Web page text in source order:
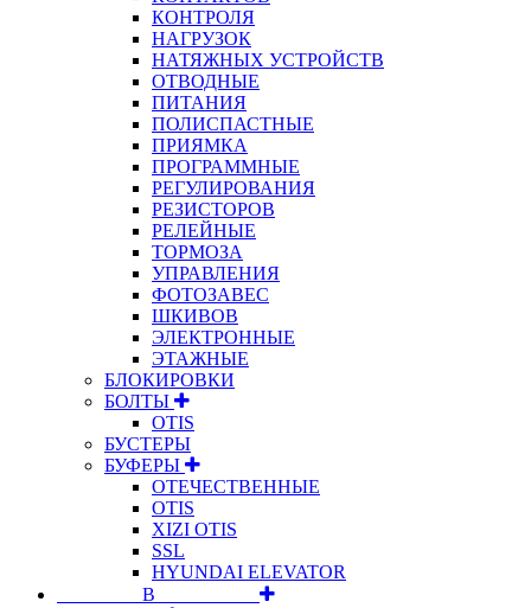
КОНТРОЛЯ
НАГРУЗОК
НАТЯЖНЫХ УСТРОЙСТВ
ОТВОДНЫЕ
ПИТАНИЯ
ПОЛИСПАСТНЫЕ
ПРИЯМКА
ПРОГРАММНЫЕ
РЕГУЛИРОВАНИЯ
РЕЗИСТОРОВ
РЕЛЕЙНЫЕ
ТОРМОЗА
УПРАВЛЕНИЯ
ФОТОЗАВЕС
ШКИВОВ
ЭЛЕКТРОННЫЕ
ЭТАЖНЫЕ
БЛОКИРОВКИ
БОЛТЫ
OTIS
БУСТЕРЫ
БУФЕРЫ
ОТЕЧЕСТВЕННЫЕ
OTIS
XIZI OTIS
SSL
HYUNDAI ELEVATOR
⠀⠀⠀⠀⠀⠀В⠀⠀⠀⠀⠀⠀⠀